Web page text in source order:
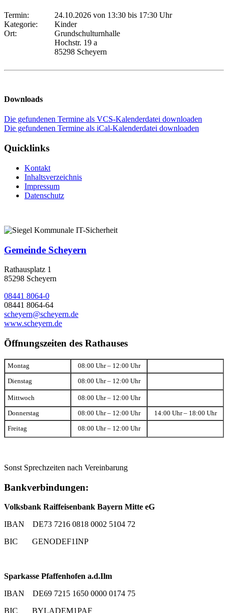
Termin: 24.10.2026 von 13:30 bis 17:30 Uhr
Kategorie:
Kinder
Ort:
Grundschulturnhalle
Hochstr. 19 a
85298 Scheyern
Downloads
Die gefundenen Termine als VCS-Kalenderdatei downloaden
Die gefundenen Termine als iCal-Kalenderdatei downloaden
Quicklinks
Kontakt
Inhaltsverzeichnis
Impressum
Datenschutz
Gemeinde Scheyern
Rathausplatz 1
85298 Scheyern
08441 8064-0
08441 8064-64
scheyern@scheyern.de
www.scheyern.de
Öffnungszeiten des Rathauses
Montag 08:00 Uhr – 12:00 Uhr
Dienstag 08:00 Uhr – 12:00 Uhr
Mittwoch 08:00 Uhr – 12:00 Uhr
Donnerstag 08:00 Uhr – 12:00 Uhr 14:00 Uhr – 18:00 Uhr
Freitag 08:00 Uhr – 12:00 Uhr
Sonst Sprechzeiten nach Vereinbarung
Bankverbindungen:
Volksbank Raiffeisenbank Bayern Mitte eG
IBAN DE73 7216 0818 0002 5104 72
BIC GENODEF1INP
Sparkasse Pfaffenhofen a.d.Ilm
IBAN DE69 7215 1650 0000 0174 75
BIC BYLADEM1PAF